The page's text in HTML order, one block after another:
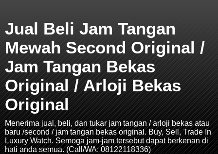
Jual Beli Jam Tangan
Mewah Second Original /
Jam Tangan Bekas
Original / Arloji Bekas
Original
Menerima jual, beli, dan tukar jam tangan / arloji bekas atau
baru /second / jam tangan bekas original. Buy, Sell, Trade In
Luxury Watch. Semoga jam-jam tersebut dapat berkenan di
hati anda semua. (Call/WA: 08122118336)